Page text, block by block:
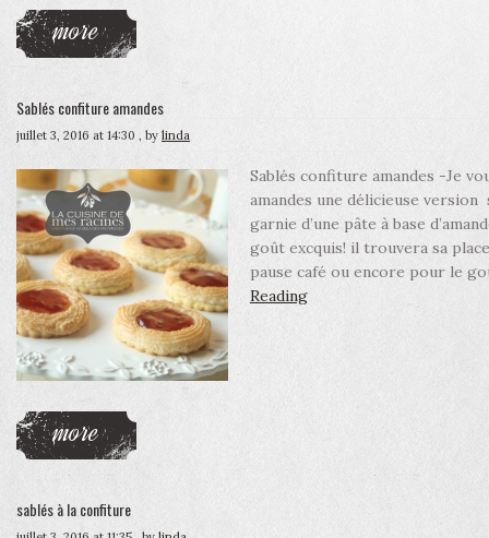
more
Sablés confiture amandes
juillet 3, 2016 at 14:30 , by linda
Sablés confiture amandes -Je
amandes une délicieuse
garnie d’une pâte à base
goût excquis! il trouvera sa
pause café ou encore pour le
Reading
more
sablés à la confiture